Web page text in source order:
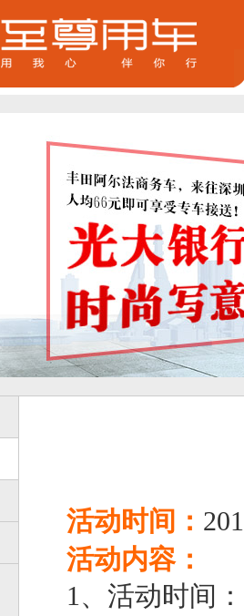
活动时间：
活动内容：
1、活动时间